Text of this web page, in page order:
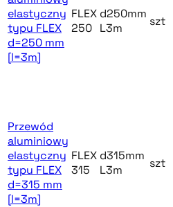
elastyczny
typu FLEX
d=250 mm
[l=3m]
FLEX
250
d250mm
L3m
szt
Przewód
aluminiowy
elastyczny
typu FLEX
d=315 mm
[l=3m]
FLEX
315
d315mm
L3m
szt